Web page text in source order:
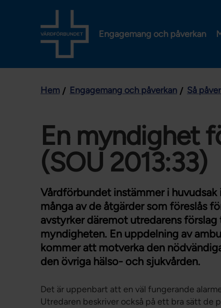
Engagemang och påverkan
Hem Engagemang och påverkan Så
En myndighet
(SOU 2013:33)
Vårdförbundet instämmer i
många av de åtgärder som föreslås
avstyrker däremot utredarens
myndigheten. En uppdelning av
kommer att motverka den
den övriga hälso- och sjukvården.
Det är uppenbart att en väl fungerande
Utredaren beskriver också på ett bra sätt de